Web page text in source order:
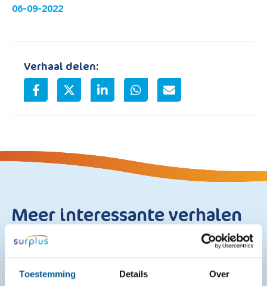
Toestemming Details Over
06-09-2022
Verhaal delen:
Meer interessante verhalen